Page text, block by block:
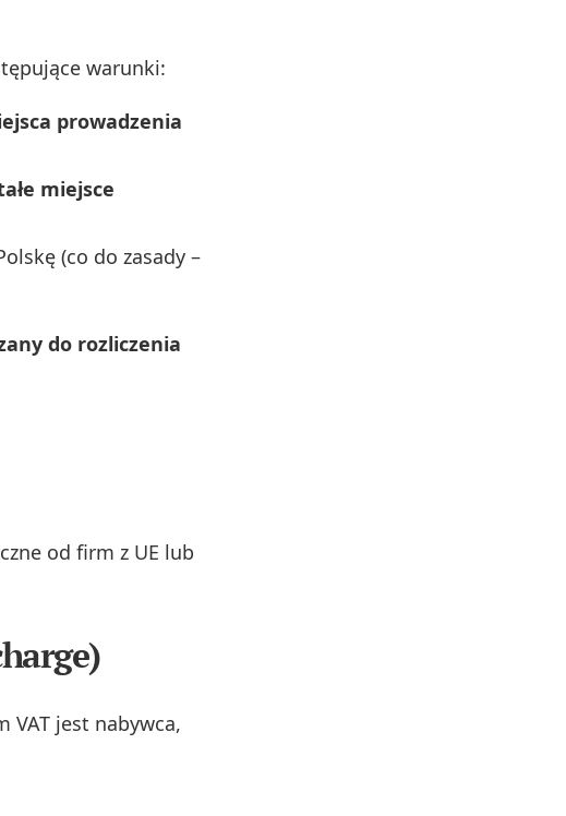
warunki:
prowadzenia
miejsce
(co do zasady –
do rozliczenia
od firm z UE lub
VAT jest nabywca,